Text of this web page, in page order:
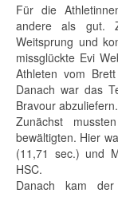
Für die
andere als gut.
Weitsprung und
missglückte Evi
Athleten vom
Danach war das
Bravour
Zunächst
bewältigten. Hier
(11,71 sec.) und
HSC.
Danach kam